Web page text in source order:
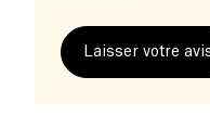
Laisser votre